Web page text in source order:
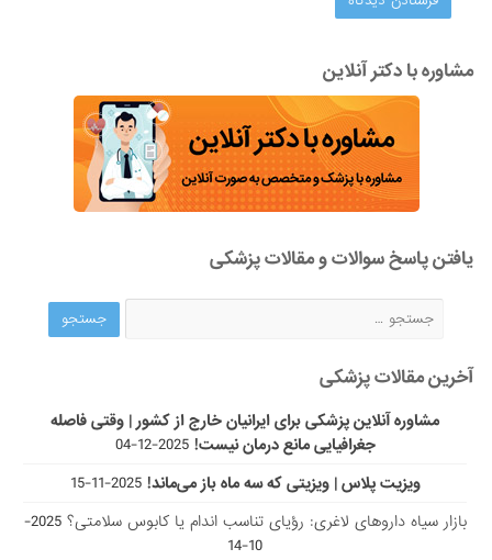
مشاوره با دکتر آنلاین
یافتن پاسخ سوالات و مقالات پزشکی
آخرین مقالات پزشکی
مشاوره آنلاین پزشکی برای ایرانیان خارج از کشور | وقتی فاصله
جغرافیایی مانع درمان نیست! 2025-12-04
ویزیت پلاس | ویزیتی که سه ماه باز می‌ماند! 2025-11-15
بازار سیاه داروهای لاغری: رؤیای تناسب اندام یا کابوس سلامتی؟
2025-
10-14